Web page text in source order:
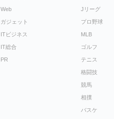
Web
ガジェット
ITビジネス
IT総合
PR
Jリーグ
プロ野球
MLB
ゴルフ
テニス
格闘技
競馬
相撲
バスケ